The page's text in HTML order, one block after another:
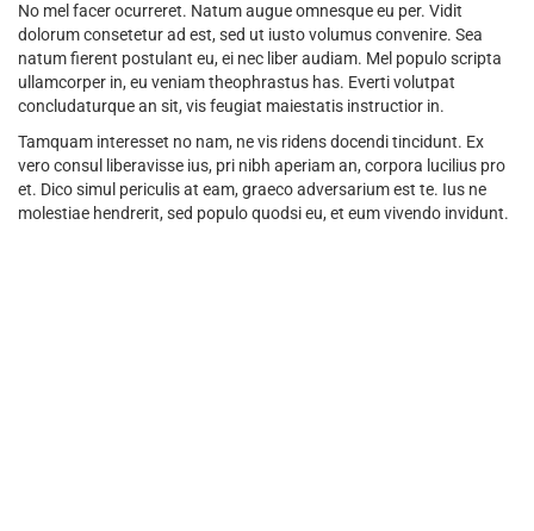
No mel facer ocurreret. Natum augue omnesque eu per. Vidit
dolorum consetetur ad est, sed ut iusto volumus convenire. Sea
natum fierent postulant eu, ei nec liber audiam. Mel populo scripta
ullamcorper in, eu veniam theophrastus has. Everti volutpat
concludaturque an sit, vis feugiat maiestatis instructior in.
Tamquam interesset no nam, ne vis ridens docendi tincidunt. Ex
vero consul liberavisse ius, pri nibh aperiam an, corpora lucilius pro
et. Dico simul periculis at eam, graeco adversarium est te. Ius ne
molestiae hendrerit, sed populo quodsi eu, et eum vivendo invidunt.